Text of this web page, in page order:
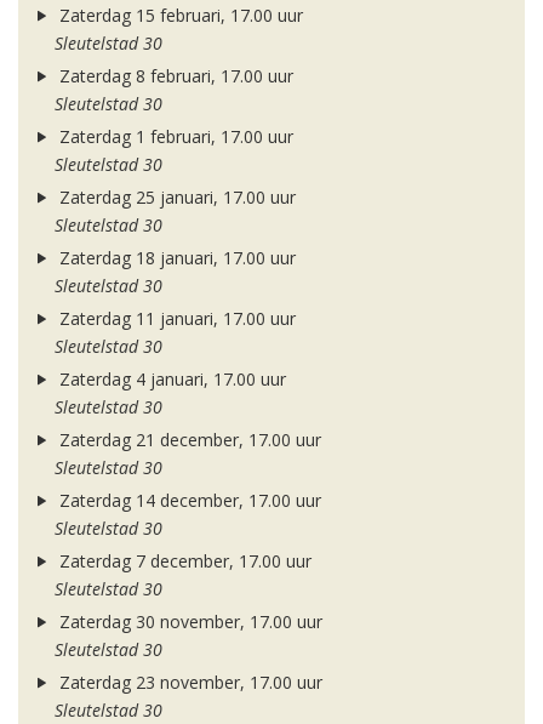
Zaterdag 15 februari, 17.00 uur
Sleutelstad 30
Zaterdag 8 februari, 17.00 uur
Sleutelstad 30
Zaterdag 1 februari, 17.00 uur
Sleutelstad 30
Zaterdag 25 januari, 17.00 uur
Sleutelstad 30
Zaterdag 18 januari, 17.00 uur
Sleutelstad 30
Zaterdag 11 januari, 17.00 uur
Sleutelstad 30
Zaterdag 4 januari, 17.00 uur
Sleutelstad 30
Zaterdag 21 december, 17.00 uur
Sleutelstad 30
Zaterdag 14 december, 17.00 uur
Sleutelstad 30
Zaterdag 7 december, 17.00 uur
Sleutelstad 30
Zaterdag 30 november, 17.00 uur
Sleutelstad 30
Zaterdag 23 november, 17.00 uur
Sleutelstad 30